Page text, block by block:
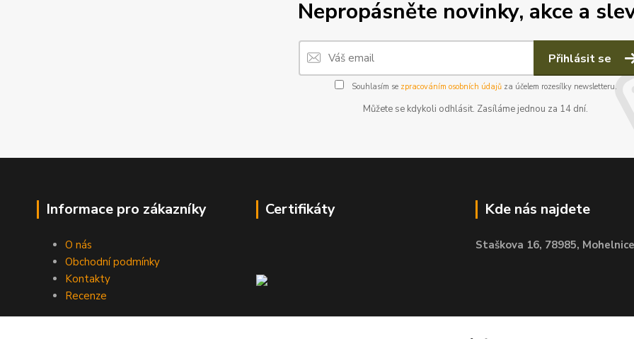
Nepropásněte novinky, akce a
Přihlásit se
Souhlasím se zpracováním osobních údajůza účelem rozesílky newsletteru.
Můžete se kdykoli odhlásit. Zasíláme jednou za 14 dní.
Informace pro zákazníky
O nás
Obchodní podmínky
Kontakty
Recenze
Certifikáty Kde nás najdete
Staškova 16, 78985, Mohelnice